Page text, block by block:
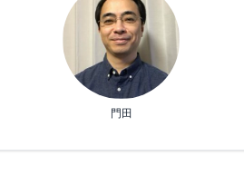
門田